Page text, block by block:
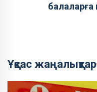
Ұқсас жаңалықтар